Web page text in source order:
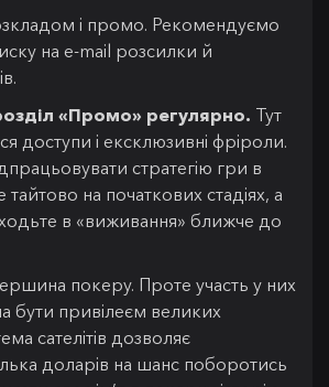
і промо. Рекомендуємо
на e-mail розсилки й
«Промо» регулярно. Тут
доступи і ексклюзивні фріроли.
стратегію гри в
тайтово на початкових стадіях, а
в «виживання» ближче до
покеру. Проте участь у них
бути привілеєм великих
сателітів дозволяє
доларів на шанс поборотись